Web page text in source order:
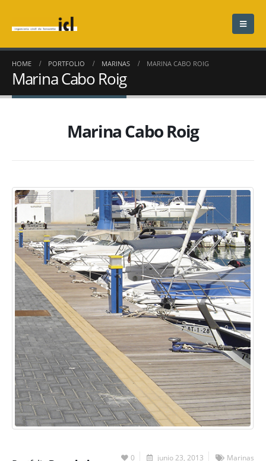
HOME PORTFOLIO MARINAS MARINA CABO ROIG
Marina Cabo Roig
Marina Cabo Roig
0 junio 23, 2013 Marinas